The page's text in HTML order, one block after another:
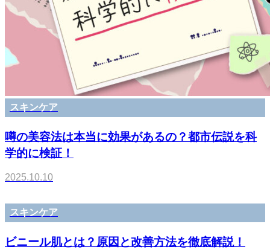
スキンケア
噂の美容法は本当に効果があるの？都市伝説を科
学的に検証！
2025.10.10
スキンケア
ビニール肌とは？原因と改善方法を徹底解説！